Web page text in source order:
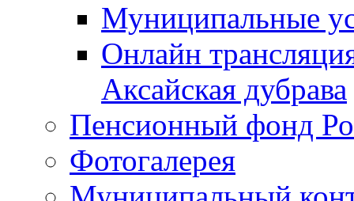
Муниципальные
Онлайн
Аксайская дубрава
Пенсионный фонд
Фотогалерея